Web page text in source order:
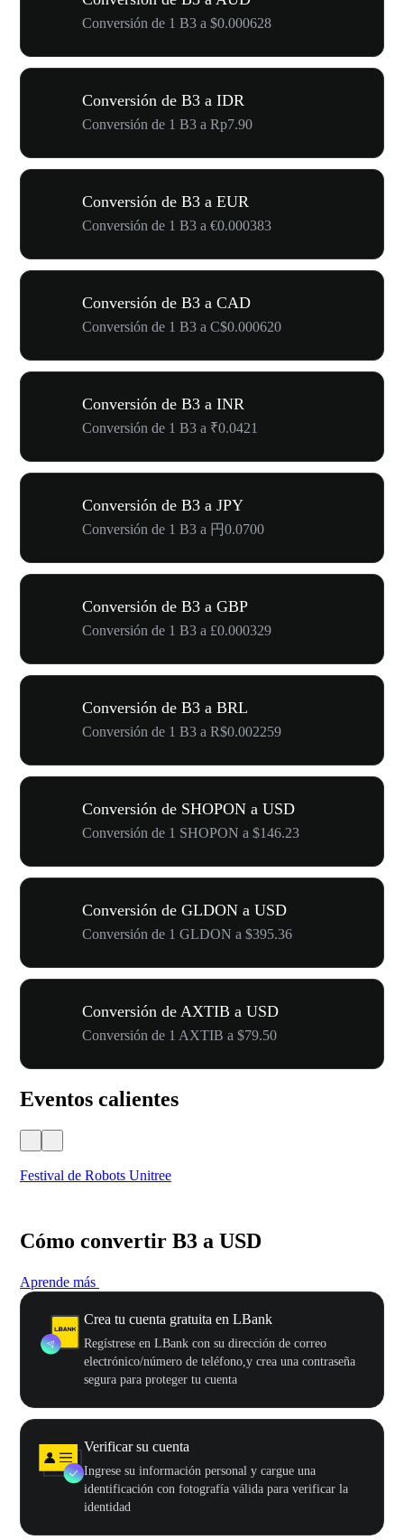
Conversión de 1 B3 a $0.000628
Conversión de B3 a IDR
Conversión de 1 B3 a Rp7.90
Conversión de B3 a EUR
Conversión de 1 B3 a €0.000383
Conversión de B3 a CAD
Conversión de 1 B3 a C$0.000620
Conversión de B3 a INR
Conversión de 1 B3 a ₹0.0421
Conversión de B3 a JPY
Conversión de 1 B3 a 円0.0700
Conversión de B3 a GBP
Conversión de 1 B3 a £0.000329
Conversión de B3 a BRL
Conversión de 1 B3 a R$0.002259
Conversión de SHOPON a USD
Conversión de 1 SHOPON a $146.23
Conversión de GLDON a USD
Conversión de 1 GLDON a $395.36
Conversión de AXTIB a USD
Conversión de 1 AXTIB a $79.50
Eventos calientes
Festival de Robots Unitree
Cómo convertir B3 a USD
Aprende más
Crea tu cuenta gratuita en LBank
Regístrese en LBank con su dirección de correo
electrónico/número de teléfono,y crea una contraseña
segura para proteger tu cuenta
Verificar su cuenta
Ingrese su información personal y cargue una
identificación con fotografía válida para verificar la
identidad